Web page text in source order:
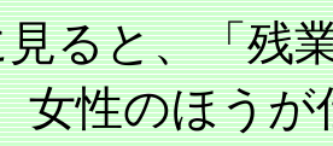
ると、「残
女性のほう